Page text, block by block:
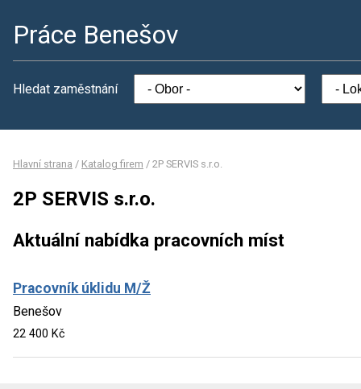
Práce Benešov
Hledat zaměstnání
Hlavní strana / Katalog firem / 2P SERVIS s.r.o.
2P SERVIS s.r.o.
Aktuální nabídka pracovních míst
Pracovník úklidu M/Ž
Benešov
22 400 Kč